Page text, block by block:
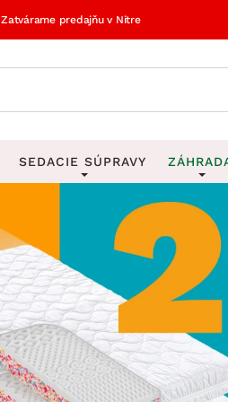
Zatvárame predajňu v Nitre
Vešiaky na
Stojany na
Stojany na
Stojany na
Zobrazit vše
SEDACIE SÚPRAVY
Sedacie súpravy do U
Rohové sedacie súpravy
Sedacie súpravy 3-2-1
Sedacie súpravy na mieru